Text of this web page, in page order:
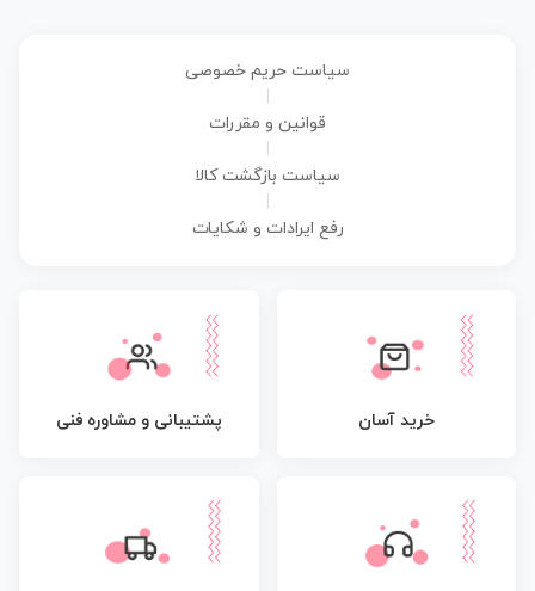
سیاست حریم خصوصی
قوانین و مقررات
سیاست بازگشت کالا
رفع ایرادات و شکایات
خرید آسان پشتیبانی و مشاوره فنی